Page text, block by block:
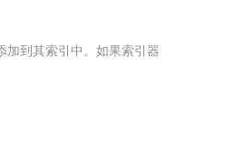
加到其索引中。如果索引器